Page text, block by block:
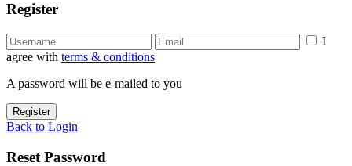
Register
I
agree with terms & conditions
A password will be e-mailed to you
Register
Back to Login
Reset Password